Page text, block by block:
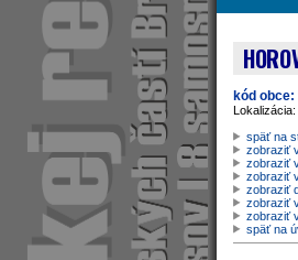
kód obce:
Lokalizácia:
späť na
zobraziť
zobraziť
zobraziť
zobraziť
zobraziť
zobraziť
späť na